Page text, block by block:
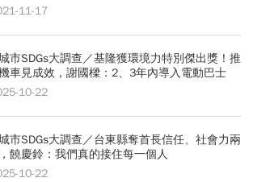
11-17
市SDGs大調查／基隆獲環境力特別傑出獎！推
車見成效，謝國樑：2、3年內導入電動巴士
10-22
市SDGs大調查／台東縣奪首長信任、社會力兩
饒慶鈴：我們真的接住每一個人
10-22